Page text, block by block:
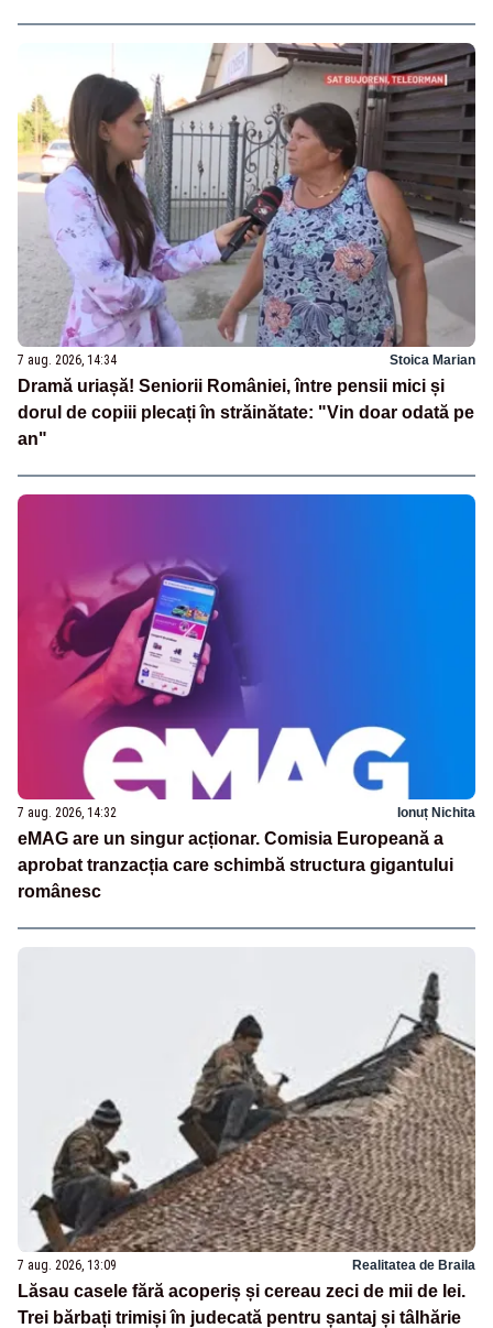
7 aug. 2026, 14:34 Stoica Marian
Dramă uriașă! Seniorii României, între pensii mici și
dorul de copiii plecați în străinătate: "Vin doar odată pe
an"
7 aug. 2026, 14:32 Ionuț Nichita
eMAG are un singur acționar. Comisia Europeană a
aprobat tranzacția care schimbă structura gigantului
românesc
7 aug. 2026, 13:09 Realitatea de Braila
Lăsau casele fără acoperiș și cereau zeci de mii de lei.
Trei bărbați trimiși în judecată pentru șantaj și tâlhărie